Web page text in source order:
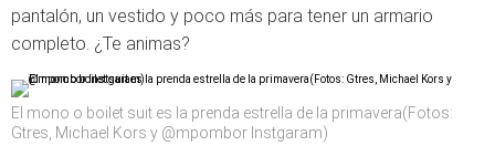
pantalón, un vestido y poco más para tener un armario
completo. ¿Te animas?
El mono o boilet suit es la prenda estrella de la primavera(Fotos:
Gtres, Michael Kors y @mpombor Instgaram)